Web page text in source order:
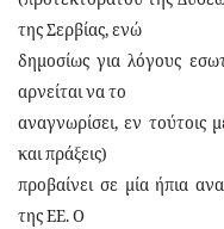
της Σερβίας, ενώ
δημοσίως για λόγους
αρνείται να το
αναγνωρίσει, εν τούτοις
και πράξεις)
προβαίνει σε μία ήπια
της ΕΕ. Ο